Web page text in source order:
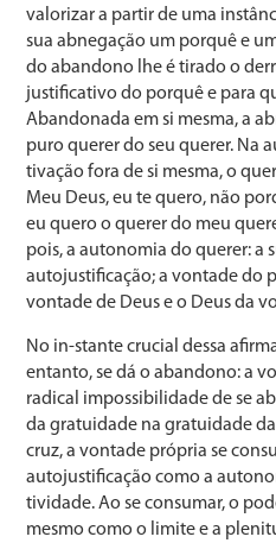
valorizar a partir de uma
sua abnegação um porquê e
do abandono lhe é tirado o
justificativo do porquê e para
Abandonada em si mesma, a
puro querer do seu querer. Na
tivação fora de si mesma, o
Meu Deus, eu te quero, não
eu quero o querer do meu
pois, a autonomia do querer: a
autojustificação; a vontade do
vontade de Deus e o Deus da
No in-stante crucial dessa
entanto, se dá o abandono: a
radical impossibilidade de se
da gratuidade na gratuidade
cruz, a vontade própria se
autojustificação como a
tividade. Ao se consumar, o
mesmo como o limite e a